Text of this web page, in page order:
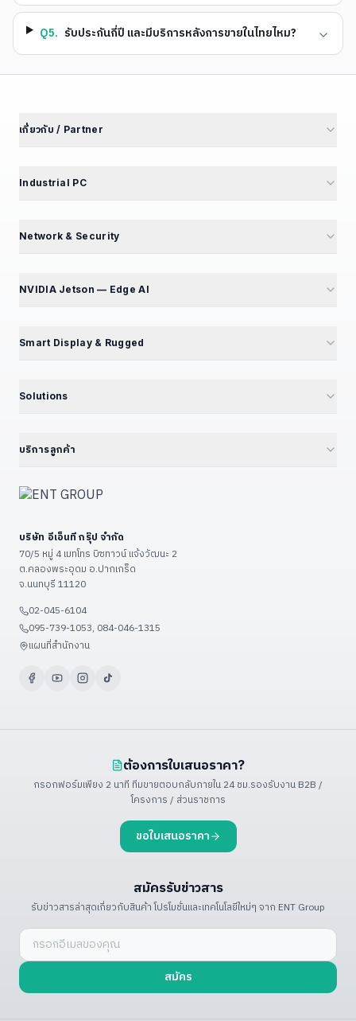
Q5. รับประกันกี่ปี และมีบริการหลังการขายในไทยไหม?
เกี่ยวกับ / Partner
นักลงทุนสัมพันธ์
Industrial PC
Mini PC — Office & SME
Network & Security
GT194L — 2.5G Best Seller
IPC090 — Xeon 10G SFP+
NVIDIA Jetson — Edge AI
📦 แคตตาล็อกผลิตภัณฑ์
Developer Kits
Professional Graphics Card
ดูเพิ่มเติม (+7)
Smart Display & Rugged
15.6" Floor Kiosk (KD156B)
23.8" Wall-Mount Kiosk
27" – 32" Conference
ดูเพิ่มเติม (+13)
Solutions
Smart Factory 4.0
Government — ราชการ/รัฐวิสาหกิจ
Restaurant & POS / KIOSK
Food Factory — โรงงานอาหาร
ดูเพิ่มเติม (+9)
บริการลูกค้า
ลงทะเบียนสินค้า
เงื่อนไขรับประกัน
วิธีชำระเงิน
ติดต่อเรา / แผนที่
ดูเพิ่มเติม (+3)
บริษัท อีเอ็นที กรุ๊ป จำกัด
70/5 หมู่ 4 เมทโทร บิซทาวน์ แจ้งวัฒนะ 2
ต.คลองพระอุดม อ.ปากเกร็ด
จ.นนทบุรี 11120
02-045-6104
095-739-1053, 084-046-1315
แผนที่สำนักงาน
ต้องการใบเสนอราคา?
กรอกฟอร์มเพียง 2 นาที ทีมขายตอบกลับภายใน 24 ชม.รองรับงาน B2B /
โครงการ / ส่วนราชการ
ขอใบเสนอราคา
สมัครรับข่าวสาร
รับข่าวสารล่าสุดเกี่ยวกับสินค้า โปรโมชั่นและเทคโนโลยีใหม่ๆ จาก ENT Group
สมัคร